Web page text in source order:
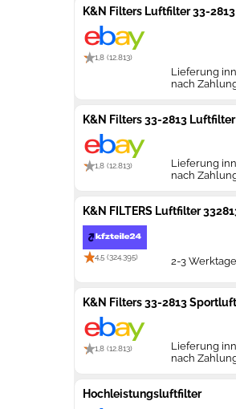
K&N Filters Luftfilter 33-
1,8 (12.813)
Lieferung
nach
K&N Filters 33-2813 Luftfilter
1,8 (12.813)
Lieferung
nach
K&N FILTERS Luftfilter
4,5 (324.395) 2-3 Werktage
K&N Filters 33-2813
1,8 (12.813)
Lieferung
nach
Hochleistungsluftfilter